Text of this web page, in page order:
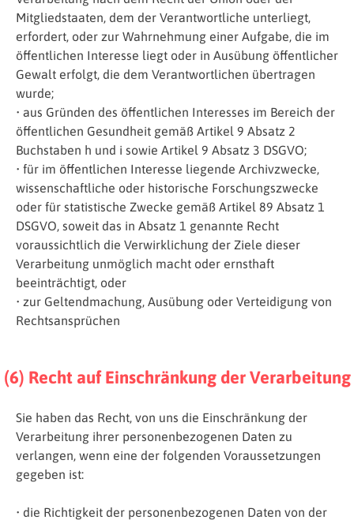
Mitgliedstaaten, dem der Verantwortliche unterliegt,
erfordert, oder zur Wahrnehmung einer Aufgabe, die im
öffentlichen Interesse liegt oder in Ausübung öffentlicher
Gewalt erfolgt, die dem Verantwortlichen übertragen
wurde;
• aus Gründen des öffentlichen Interesses im Bereich der
öffentlichen Gesundheit gemäß Artikel 9 Absatz 2
Buchstaben h und i sowie Artikel 9 Absatz 3 DSGVO;
• für im öffentlichen Interesse liegende Archivzwecke,
wissenschaftliche oder historische Forschungszwecke
oder für statistische Zwecke gemäß Artikel 89 Absatz 1
DSGVO, soweit das in Absatz 1 genannte Recht
voraussichtlich die Verwirklichung der Ziele dieser
Verarbeitung unmöglich macht oder ernsthaft
beeinträchtigt, oder
• zur Geltendmachung, Ausübung oder Verteidigung von
Rechtsansprüchen
(6) Recht auf Einschränkung der Verarbeitung
Sie haben das Recht, von uns die Einschränkung der
Verarbeitung ihrer personenbezogenen Daten zu
verlangen, wenn eine der folgenden Voraussetzungen
gegeben ist:
• die Richtigkeit der personenbezogenen Daten von der